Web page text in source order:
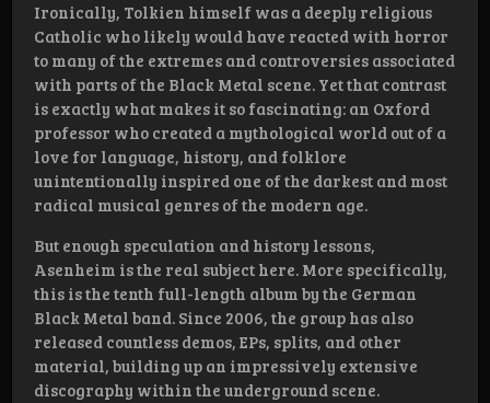
Ironically, Tolkien himself was a deeply religious
Catholic who likely would have reacted with horror
to many of the extremes and controversies associated
with parts of the Black Metal scene. Yet that contrast
is exactly what makes it so fascinating: an Oxford
professor who created a mythological world out of a
love for language, history, and folklore
unintentionally inspired one of the darkest and most
radical musical genres of the modern age.
But enough speculation and history lessons,
Asenheim is the real subject here. More specifically,
this is the tenth full-length album by the German
Black Metal band. Since 2006, the group has also
released countless demos, EPs, splits, and other
material, building up an impressively extensive
discography within the underground scene.